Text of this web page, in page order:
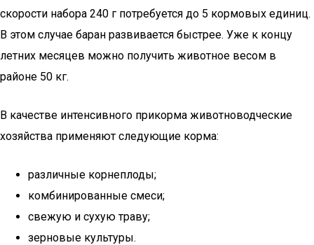
скорости набора 240 г потребуется до 5 кормовых единиц.
В этом случае баран развивается быстрее. Уже к концу
летних месяцев можно получить животное весом в
районе 50 кг.
В качестве интенсивного прикорма животноводческие
хозяйства применяют следующие корма:
различные корнеплоды;
комбинированные смеси;
свежую и сухую траву;
зерновые культуры.